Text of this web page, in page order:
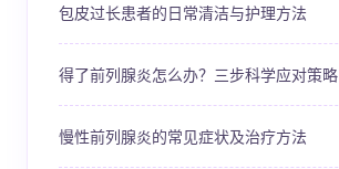
包皮过长患者的日常清洁与护理方法
得了前列腺炎怎么办？三步科学应对策略
慢性前列腺炎的常见症状及治疗方法